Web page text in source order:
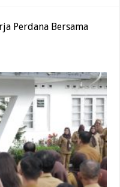
Perdana Bersama